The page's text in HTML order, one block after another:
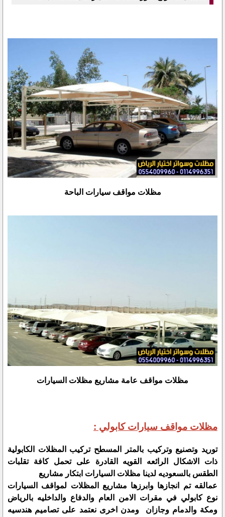
مظلات مواقف سيارات الباحة
مظلات مواقف عامة مشاريع مظلات السيارات
مظلات مواقف سيارات كابولي :
توريد وتصنيع وتركيب بالمتر المسطح تركيب المظلات الكابولية
ذات الاشكال الرائعه القويه القادرة على تحمل كافة تقلبات
الطقس بالسعوديه لدينا مظلات السيارات ابتكار مشاريع
عمالقه تم انجازها وابرزها مشاريع المظلات لمواقف السيارات
نوع كابولي في مقرات الامن العام والدفاع والداخليه بالرياض
ومكة والدمام وجازان ومدن اخرى نعتمد على تصاميم هندسيه